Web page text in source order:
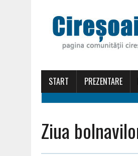
START PREZENTARE
Ziua